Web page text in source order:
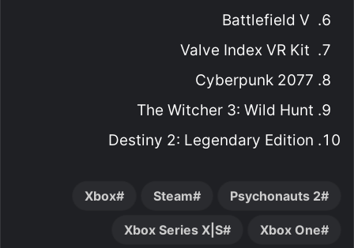
Cyberpunk 2077
The Witcher 3: Wild Hunt
Destiny 2: Legendary Edition
Psychonauts 2
Steam
Xbox
Xbox One
Xbox Series X|S